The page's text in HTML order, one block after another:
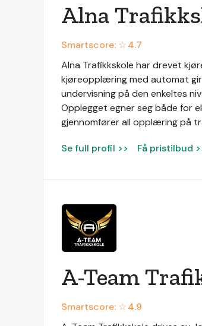
Alna
Smartscore: ☆4.7
Alna Trafikkskole har drevet
kjøreopplæring med automat
undervisning på den enkeltes
Opplegget egner seg både for
gjennomfører all opplæring på
Se full profil >> Få pristilbud
A-Team
Smartscore: ☆4.9